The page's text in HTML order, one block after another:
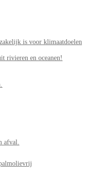
is voor klimaatdoelen
rivieren en oceanen!
afval.